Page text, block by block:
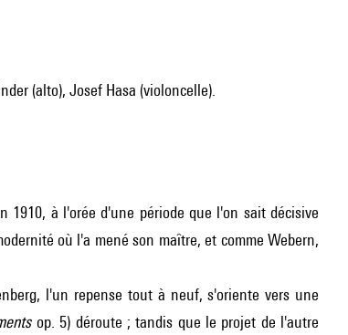
(alto), Josef Hasa (violoncelle).
1910, à l'orée d'une période que l'on sait décisive
où l'a mené son maître, et comme Webern,
l'un repense tout à neuf, s'oriente vers une
op. 5) déroute ; tandis que le projet de l'autre